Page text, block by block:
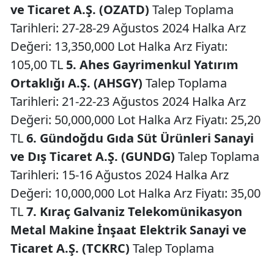
ve Ticaret A.Ş. (OZATD) Talep Toplama
Tarihleri: 27-28-29 Ağustos 2024 Halka Arz
Değeri: 13,350,000 Lot Halka Arz Fiyatı:
105,00 TL 5. Ahes Gayrimenkul Yatırım
Ortaklığı A.Ş. (AHSGY) Talep Toplama
Tarihleri: 21-22-23 Ağustos 2024 Halka Arz
Değeri: 50,000,000 Lot Halka Arz Fiyatı: 25,20
TL6. Gündoğdu Gıda Süt Ürünleri Sanayi
ve Dış Ticaret A.Ş. (GUNDG) Talep Toplama
Tarihleri: 15-16 Ağustos 2024 Halka Arz
Değeri: 10,000,000 Lot Halka Arz Fiyatı: 35,00
TL7. Kıraç Galvaniz Telekomünikasyon
Metal Makine İnşaat Elektrik Sanayi ve
Ticaret A.Ş. (TCKRC) Talep Toplama